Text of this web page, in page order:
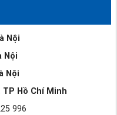
Nội
Nội
Nội
TP Hồ Chí Minh
996